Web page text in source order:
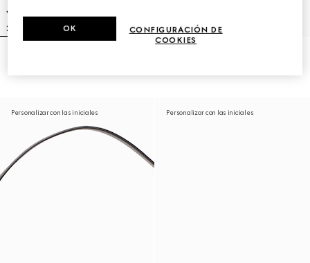
Personalizar con las iniciales Personalizar con las iniciales
CONFIGURACIÓN DE
COOKIES
OK